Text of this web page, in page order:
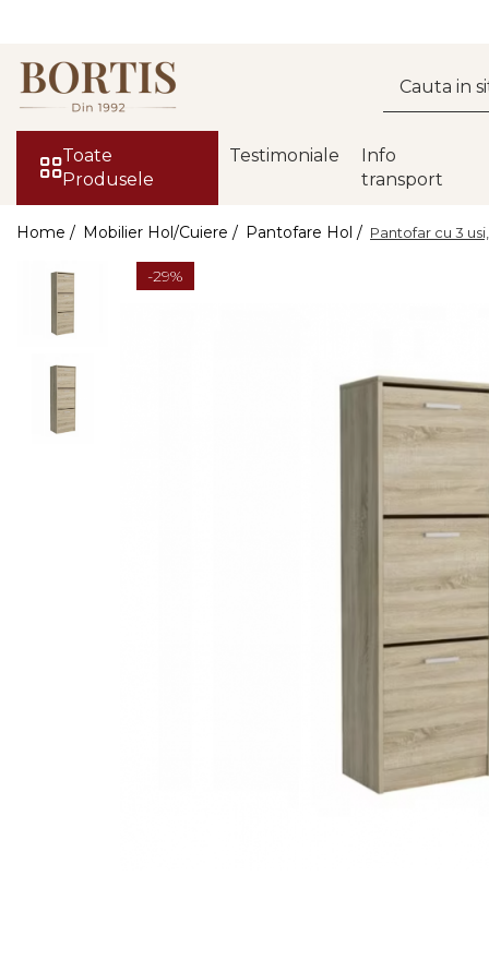
Toate Produsele
Fotolii balansoar/relaxante
Canapele
Comode lux-ultramoderne
Comode stil clasic/rustic
Fotolii
Fotolii extensibile
Masute de cafea
Toate
Produsele
Testimoniale
Info
transport
Home / Mobilier Hol/Cuiere / Pantofare Hol / Pantofar cu 3
-29%